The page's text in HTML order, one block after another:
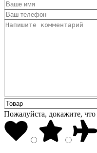
Пожалуйста, докажите,